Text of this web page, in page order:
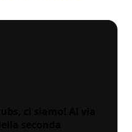
ci siamo! Al via
seconda